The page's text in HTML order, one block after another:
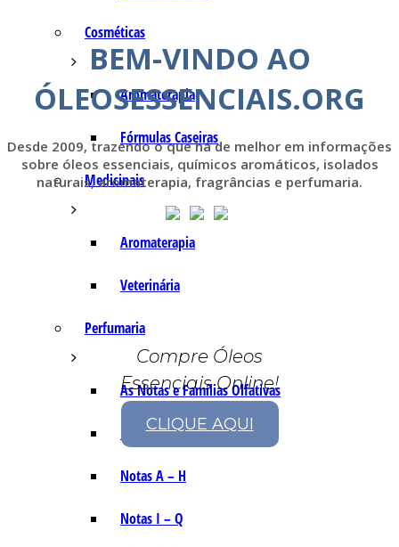
Cosméticas
Aromaterapia
Fórmulas Caseiras
Medicinais
Aromaterapia
Veterinária
Perfumaria
As Notas e Famílias Olfativas
Marketing Olfativo
Notas A – H
Notas I – Q
BEM-VINDO AO
ÓLEOSESSENCIAIS.ORG
Desde 2009, trazendo o que há de melhor em informações
sobre óleos essenciais, químicos aromáticos, isolados
naturais, aromaterapia, fragrâncias e perfumaria.
Compre Óleos
Essenciais Online!
CLIQUE AQUI